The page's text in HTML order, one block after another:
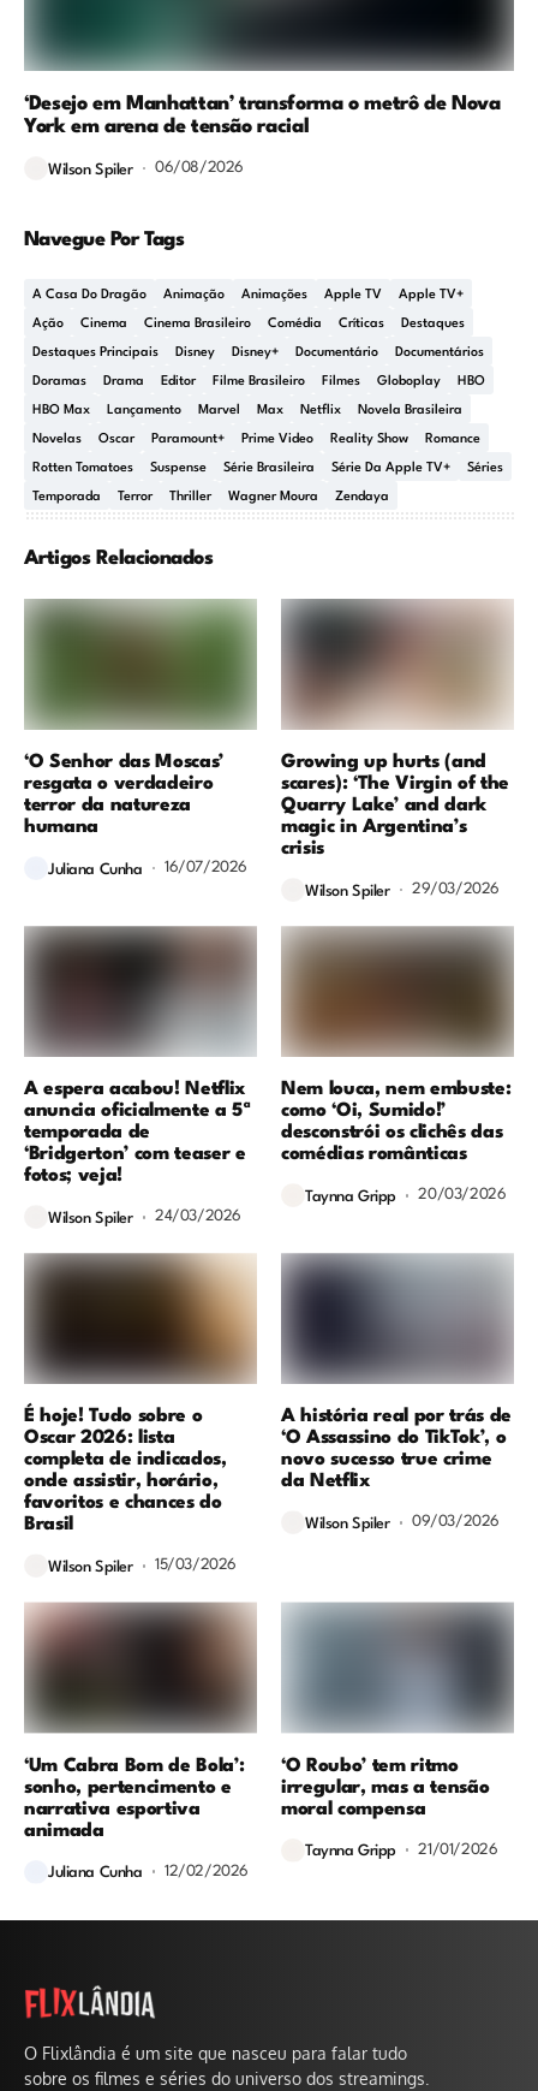
‘Desejo em Manhattan’ transforma o metrô de Nova
York em arena de tensão racial
Wilson Spiler 06/08/2026
Navegue Por Tags
A Casa Do Dragão Animação Animações Apple TV Apple TV+
Ação Cinema Cinema Brasileiro Comédia Críticas Destaques
Destaques Principais Disney Disney+ Documentário Documentários
Doramas Drama Editor Filme Brasileiro Filmes Globoplay HBO
HBO Max Lançamento Marvel Max Netflix Novela Brasileira
Novelas Oscar Paramount+ Prime Video Reality Show Romance
Rotten Tomatoes Suspense Série Brasileira Série Da Apple TV+ Séries
Temporada Terror Thriller Wagner Moura Zendaya
Artigos Relacionados
‘O Senhor das Moscas’
resgata o verdadeiro
terror da natureza
humana
Juliana Cunha 16/07/2026
Growing up hurts (and
scares): ‘The Virgin of the
Quarry Lake’ and dark
magic in Argentina’s
crisis
Wilson Spiler 29/03/2026
A espera acabou! Netflix
anuncia oficialmente a 5ª
temporada de
‘Bridgerton’ com teaser e
fotos; veja!
Wilson Spiler 24/03/2026
Nem louca, nem embuste:
como ‘Oi, Sumido!’
desconstrói os clichês das
comédias românticas
Taynna Gripp 20/03/2026
É hoje! Tudo sobre o
Oscar 2026: lista
completa de indicados,
onde assistir, horário,
favoritos e chances do
Brasil
Wilson Spiler 15/03/2026
A história real por trás de
‘O Assassino do TikTok’, o
novo sucesso true crime
da Netflix
Wilson Spiler 09/03/2026
‘Um Cabra Bom de Bola’:
sonho, pertencimento e
narrativa esportiva
animada
Juliana Cunha 12/02/2026
‘O Roubo’ tem ritmo
irregular, mas a tensão
moral compensa
Taynna Gripp 21/01/2026
O Flixlândia é um site que nasceu para falar tudo
sobre os filmes e séries do universo dos streamings.